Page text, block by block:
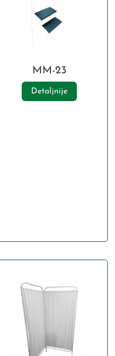
MM-23
Detaljnije